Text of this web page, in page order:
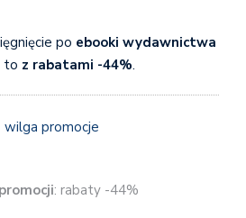
po ebooki wydawnictwa
to z rabatami -44%.
: rabaty -44%